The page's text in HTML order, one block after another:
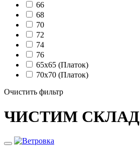
66
68
70
72
74
76
65х65 (Платок)
70х70 (Платок)
Очистить фильтр
ЧИСТИМ СКЛАД